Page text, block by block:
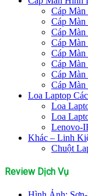
Cáp
Cáp
Cáp
Cáp
Cáp
Cáp Màn
Cáp
Cáp Màn
Loa Laptop
Loa
Loa
Lenovo-
Khác – Linh
Chuột
Review Dịch Vụ